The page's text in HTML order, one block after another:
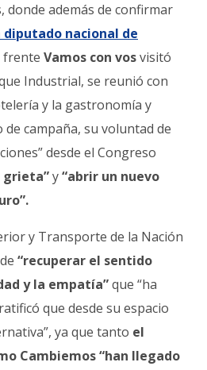
donde además de confirmar
nacional de
frente Vamos con vosvisitó
Industrial, se reunió con
y la gastronomía y
campaña, su voluntad de
desde el Congreso
grieta”y“abrir un nuevo
y Transporte de la Nación
“recuperar el sentido
y la empatía”que “ha
que desde su espacio
ya que tanto el
Cambiemos “han llegado